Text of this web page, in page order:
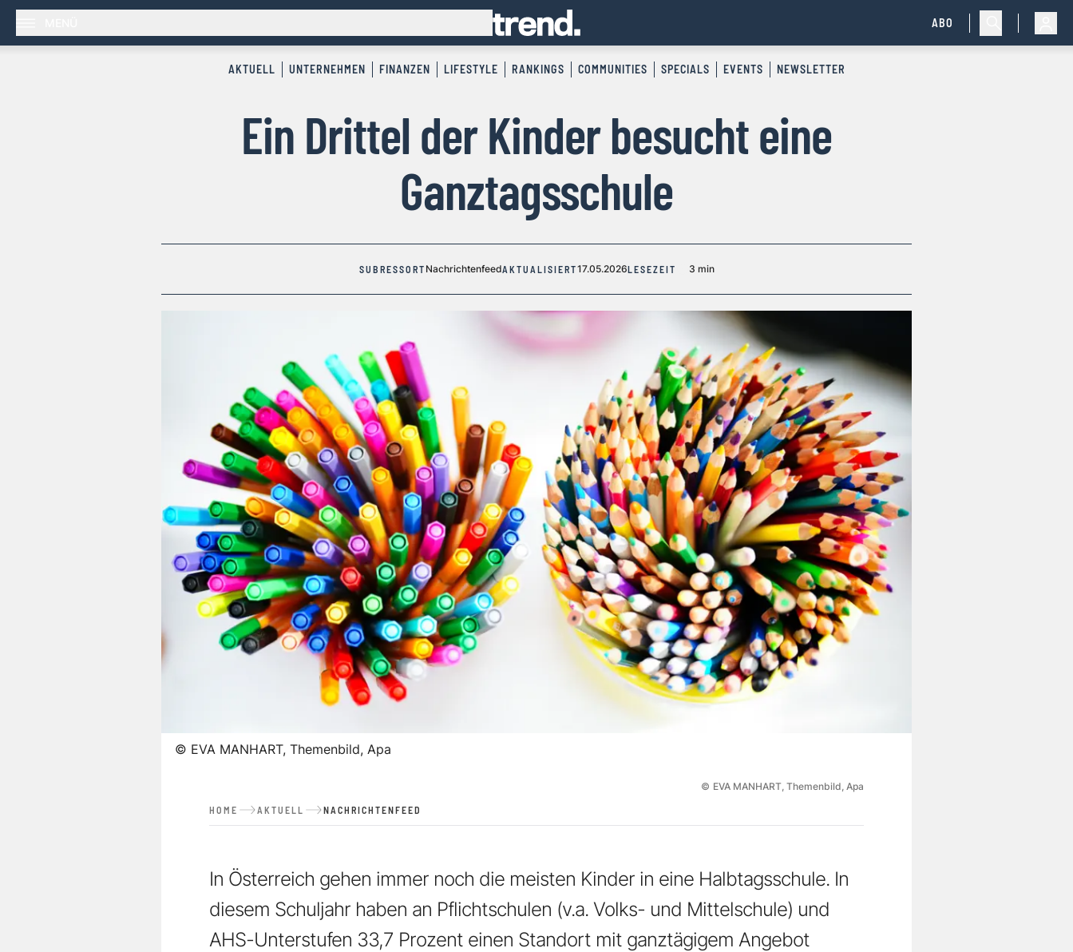
ABO
AKTUELL UNTERNEHMEN FINANZEN LIFESTYLE RANKINGS COMMUNITIES SPECIALS EVENTS NEWSLETTER
Ein Drittel der Kinder besucht eine
Ganztagsschule
SUBRESSORT NachrichtenfeedAKTUALISIERT17.05.2026LESEZEIT 3 min
© EVA MANHART, Themenbild, Apa
© EVA MANHART, Themenbild, Apa
HOME AKTUELL NACHRICHTENFEED
In Österreich gehen immer noch die meisten Kinder in eine Halbtagsschule. In
diesem Schuljahr haben an Pflichtschulen (v.a. Volks- und Mittelschule) und
AHS-Unterstufen 33,7 Prozent einen Standort mit ganztägigem Angebot